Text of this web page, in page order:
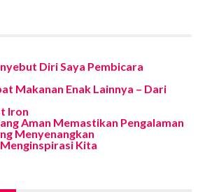
Diri Saya Pembicara
Makanan Enak Lainnya – Dari
Iron
Aman Memastikan Pengalaman
Menyenangkan
Kita